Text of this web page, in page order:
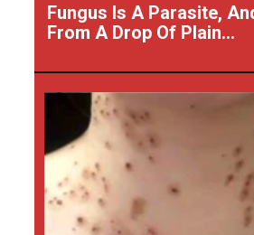
Fungus Is A Parasite,
From A Drop Of Plain...